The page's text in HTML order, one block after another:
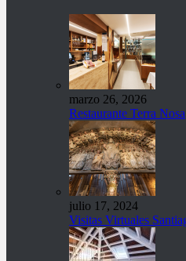
marzo 26, 2026
Restaurante Terra Nosa
julio 17, 2024
Visitas Virtuales